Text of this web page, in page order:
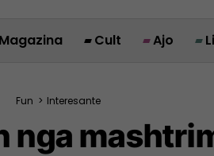
Magazina Cult Ajo
Fun > Interesante
nga